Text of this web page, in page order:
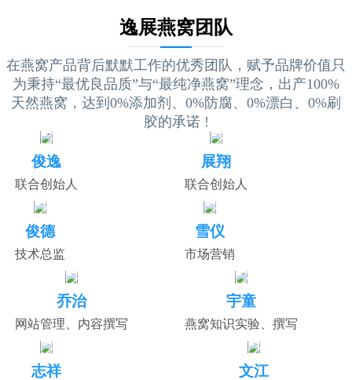
逸展燕窝团队
在燕窝产品背后默默工作的优秀团队，赋予品牌价值只
为秉持“最优良品质”与“最纯净燕窝”理念，出产100%
天然燕窝，达到0%添加剂、0%防腐、0%漂白、0%刷
胶的承诺 !
俊逸
联合创始人
展翔
联合创始人
俊德
技术总监
雪仪
市场营销
乔治
网站管理、内容撰写
宇童
燕窝知识实验、撰写
志祥 文江